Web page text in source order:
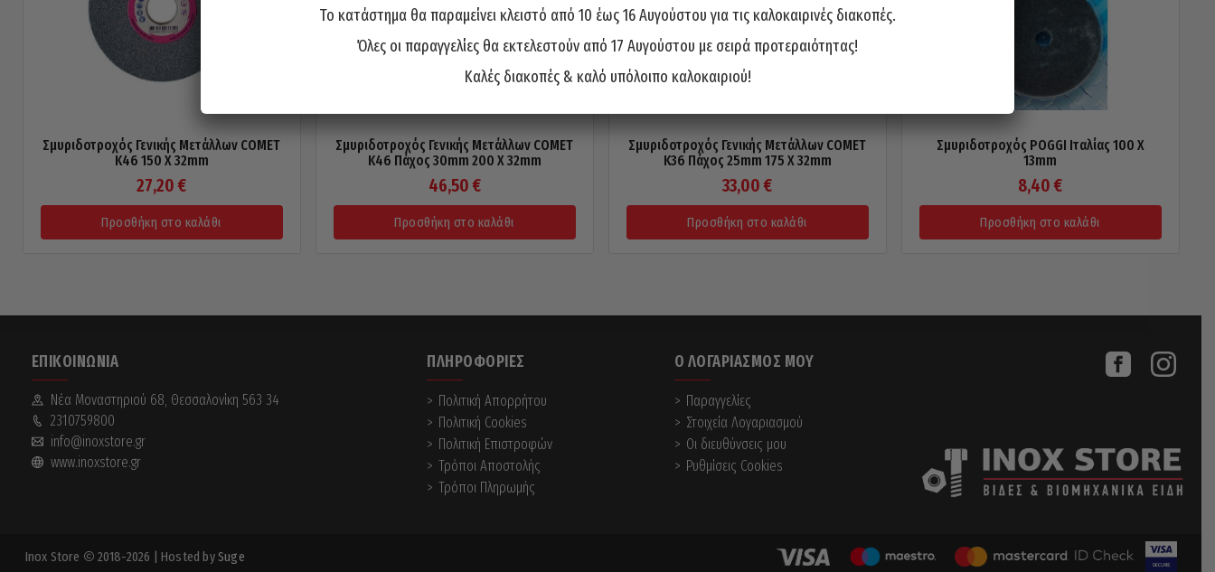
Σμυριδοτροχός Γενικής Μετάλλων COMET
Κ46 150 X 32mm
27,20 €
Προσθήκη στο καλάθι
Σμυριδοτροχός Γενικής Μετάλλων COMET
Κ46 Πάχος 30mm 200 X 32mm
46,50 €
Προσθήκη στο καλάθι
Σμυριδοτροχός Γενικής Μετάλλων COMET
Κ36 Πάχος 25mm 175 X 32mm
33,00 €
Προσθήκη στο καλάθι
Σμυριδοτροχός POGGI Ιταλίας 100 X
13mm
8,40 €
Προσθήκη στο καλάθι
ΕΠΙΚΟΙΝΩΝΊΑ
Νέα Mοναστηριού 68, Θεσσαλονίκη 563 34
2310759800
info@inoxstore.gr
www.inoxstore.gr
ΠΛΗΡΟΦΟΡΊΕΣ
Πολιτική Απορρήτου
Πολιτική Cookies
Πολιτική Επιστροφών
Τρόποι Αποστολής
Τρόποι Πληρωμής
Ο ΛΟΓΑΡΙΑΣΜΌΣ ΜΟΥ
Παραγγελίες
Στοιχεία Λογαριασμού
Οι διευθύνσεις μου
Ρυθμίσεις Cookies
Inox Store 2018-2026 | Hosted bySuge
Το κατάστημα θα παραμείνει κλειστό από 10 έως 16 Αυγούστου για τις καλοκαιρινές διακοπές.
Όλες οι παραγγελίες θα εκτελεστούν από 17 Αυγούστου με σειρά προτεραιότητας!
Καλές διακοπές & καλό υπόλοιπο καλοκαιριού!